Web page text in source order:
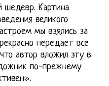
шедевр. Картина
великого
мы взялись за
передает все
автор вложил эту в
по-прежнему